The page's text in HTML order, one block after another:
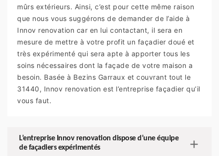
mûrs extérieurs. Ainsi, c’est pour cette même raison
que nous vous suggérons de demander de l’aide à
Innov renovation car en lui contactant, il sera en
mesure de mettre à votre profit un façadier doué et
très expérimenté qui sera apte à apporter tous les
soins nécessaires dont la façade de votre maison a
besoin. Basée à Bezins Garraux et couvrant tout le
31440, Innov renovation est l’entreprise façadier qu’il
vous faut.
L’entreprise Innov renovation dispose d’une équipe
de façadiers expérimentés